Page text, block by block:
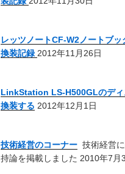
レッツノートCF-W2ノートブッ
換装記録 2012年11月26日
LinkStation LS-H500GLのディ
換装する 2012年12月1日
技術経営のコーナー技術経営に
持論を掲載しました 2010年7月